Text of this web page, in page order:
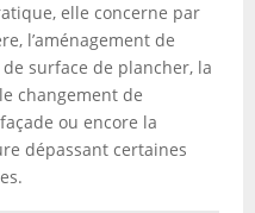
elle concerne par
l’aménagement de
surface de plancher, la
changement de
ou encore la
dépassant certaines